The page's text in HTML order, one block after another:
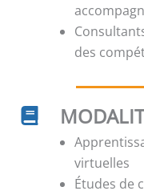
des
virtuelles
Études de